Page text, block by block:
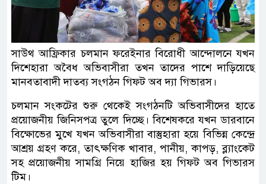
সাউথ আফ্রিকার চলমান ফরেইনার বিরোধী আন্দোলনে যখন
দিশেহারা অবৈধ অভিবাসীরা তখন তাদের পাশে দাড়িয়েছে
মানবতাবাদী দাতব্য সংগঠন গিফট অব দ্যা গিভারস।
চলমান সংকটের শুরু থেকেই সংগঠনটি অভিবাসীদের হাতে
প্রয়োজনীয় জিনিসপত্র তুলে দিচ্ছে। বিশেষকরে যখন ডারবানে
বিক্ষোভের মুখে যখন অভিবাসীরা বাস্তুহারা হয়ে বিভিন্ন কেন্দ্রে
আশ্রয় গ্রহণ করে, তাৎক্ষণিক খাবার, পানীয়, কাপড়, ব্ল্যাংকেট
সহ প্রয়োজনীয় সামগ্রি নিয়ে হাজির হয় গিফট অব গিভারস
টিম।